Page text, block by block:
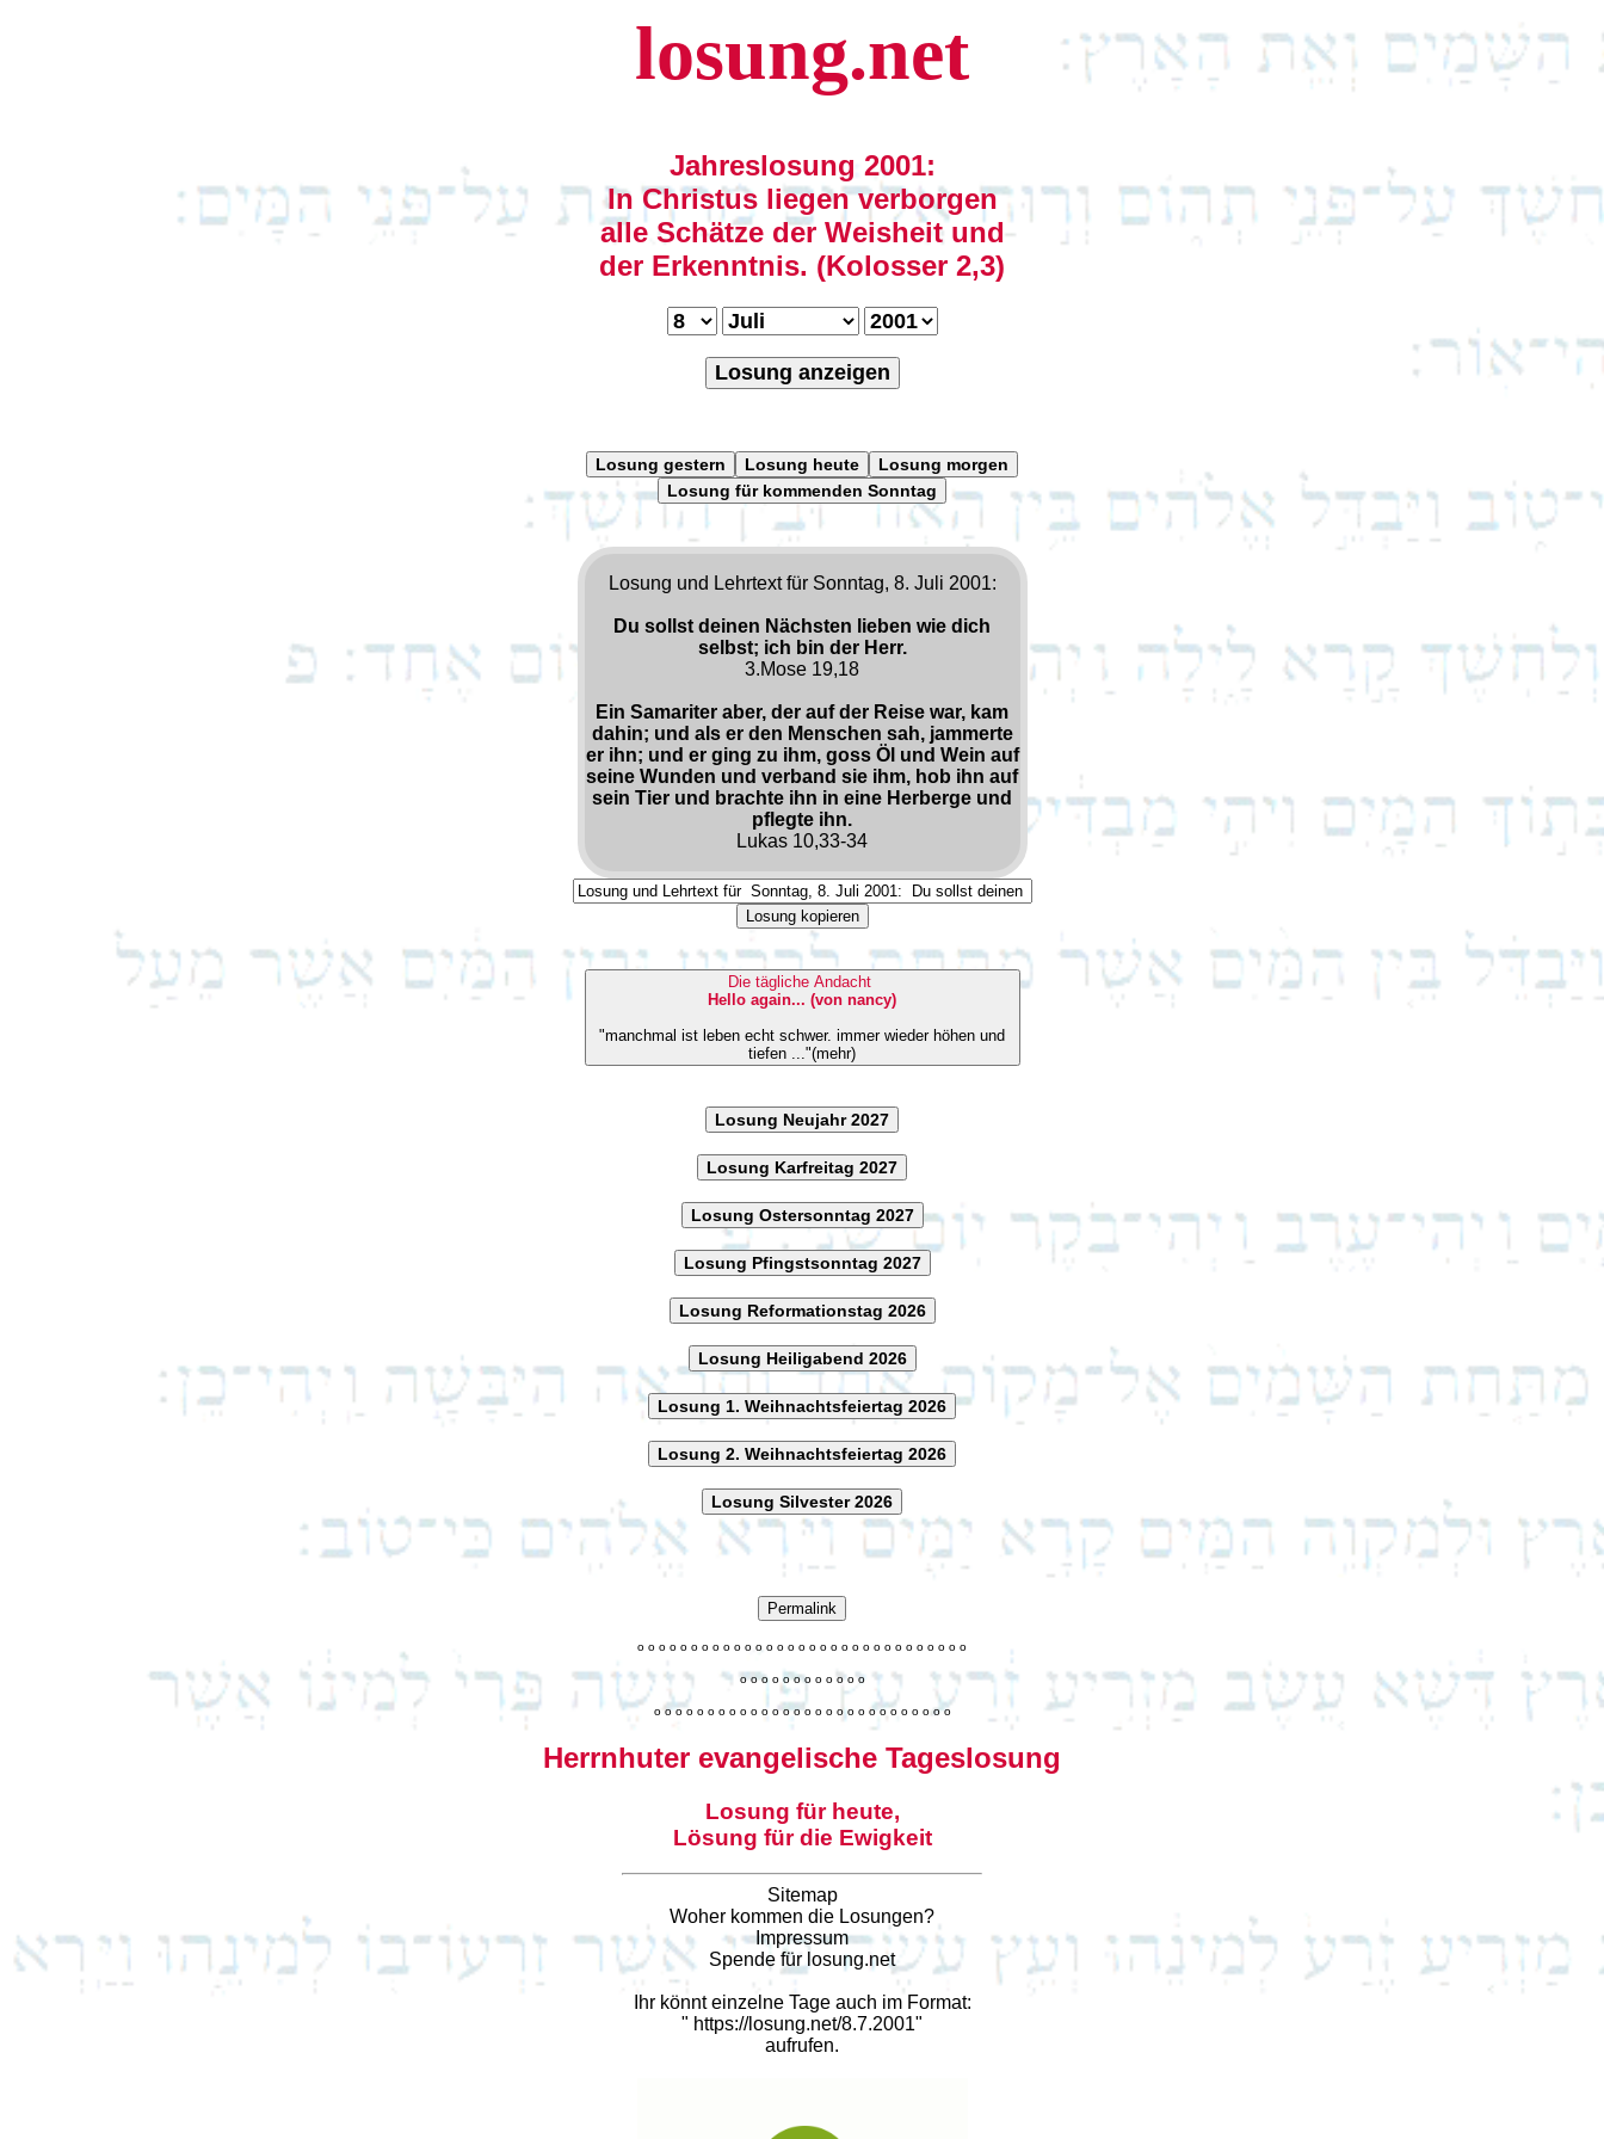
losung.net
Jahreslosung 2001:
In Christus liegen verborgen
alle Schätze der Weisheit und
der Erkenntnis. (Kolosser 2,3)
Losung anzeigen
Losung gestern Losung heute
Losung morgen
Losung für kommenden Sonntag
Losung und Lehrtext für Sonntag, 8. Juli 2001:
Du sollst deinen Nächsten lieben wie dich
selbst; ich bin der Herr.
3.Mose 19,18
Ein Samariter aber, der auf der Reise war, kam
dahin; und als er den Menschen sah, jammerte
er ihn; und er ging zu ihm, goss Öl und Wein auf
seine Wunden und verband sie ihm, hob ihn auf
sein Tier und brachte ihn in eine Herberge und
pflegte ihn.
Lukas 10,33-34
Losung kopieren
Die tägliche Andacht
Hello again... (von nancy)
"manchmal ist leben echt schwer. immer wieder höhen und
tiefen ..."(mehr)
Losung Neujahr 2027
Losung Karfreitag 2027
Losung Ostersonntag 2027
Losung Pfingstsonntag 2027
Losung Reformationstag 2026
Losung Heiligabend 2026
Losung 1. Weihnachtsfeiertag 2026
Losung 2. Weihnachtsfeiertag 2026
Losung Silvester 2026
Permalink
o o o o o o o o o o o o o o o o o o o o o o o o o o o o o o o
o o o o o o o o o o o o
o o o o o o o o o o o o o o o o o o o o o o o o o o o o
Herrnhuter evangelische Tageslosung
Losung für heute,
Lösung für die Ewigkeit
Sitemap
Woher kommen die Losungen?
Impressum
Spende für losung.net
Ihr könnt einzelne Tage auch im Format:
" https://losung.net/8.7.2001"
aufrufen.